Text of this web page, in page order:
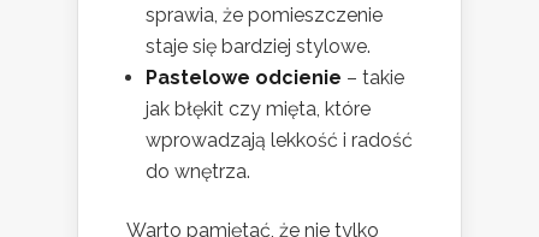
sprawia, że pomieszczenie
staje się bardziej stylowe.
Pastelowe odcienie – takie
jak błękit czy mięta, które
wprowadzają lekkość i radość
do wnętrza.
Warto pamiętać, że nie tylko